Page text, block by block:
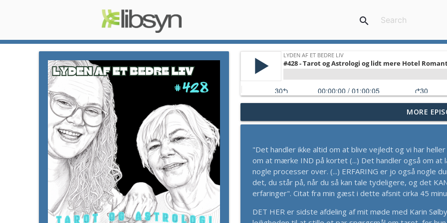
search
#434 - Annika Spanggaard - De Alenefødte
Lyden Af Et Bedre Liv
#433 -Stellah Søgård: Yoyo-forhold,
Lyden Af Et Bedre Liv
#432 - Alex Riel - Efterlivsterapi - Opgiv et Liv
Lyden Af Et Bedre Liv
MORE
"Det handler ikke altid om at blive vejledt og vi har
om at mærke IND på kortet (...) Det handler også om
nogle processer over. (...) ERFARING er jo også nogle
det, du står på, når du så kan tale tydeligere, og det
erfaringer". Citat fra min gæst i dette afsnit cirka 45
DET HER er sidste afdeling af mit møde med Karin